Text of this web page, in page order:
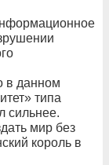
в данном
типа
сильнее.
мир без
король в